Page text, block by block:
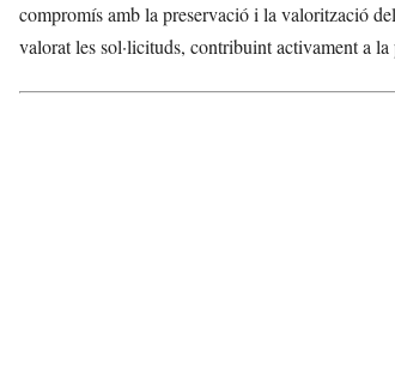
compromís amb la preservació i la valorització
valorat les sol·licituds, contribuint activament a